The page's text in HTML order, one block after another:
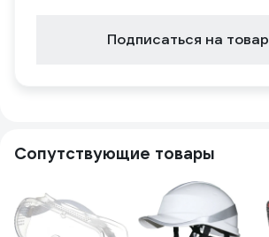
Подписаться на товар
Сопутствующие товары